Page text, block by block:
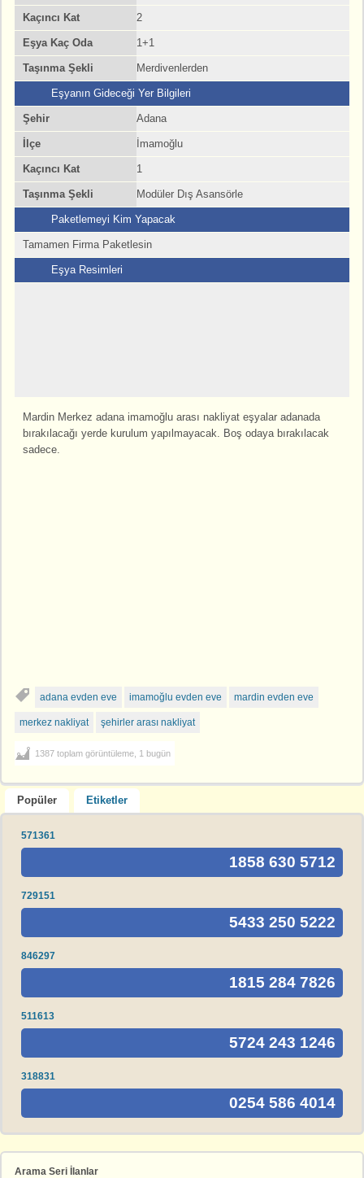
Kaçıncı Kat 2
Eşya Kaç Oda 1+1
Taşınma Şekli Merdivenlerden
Eşyanın Gideceği Yer Bilgileri
Şehir Adana
İlçe İmamoğlu
Kaçıncı Kat 1
Taşınma Şekli Modüler Dış Asansörle
Paketlemeyi Kim Yapacak
Tamamen Firma Paketlesin
Eşya Resimleri
Mardin Merkez adana imamoğlu arası nakliyat eşyalar adanada
bırakılacağı yerde kurulum yapılmayacak. Boş odaya bırakılacak
sadece.
adana evden eve imamoğlu evden eve mardin evden eve
merkez nakliyat şehirler arası nakliyat
1387 toplam görüntüleme, 1 bugün
Popüler Etiketler
571361
1858 630 5712
729151
5433 250 5222
846297
1815 284 7826
511613
5724 243 1246
318831
0254 586 4014
Arama Seri İlanlar